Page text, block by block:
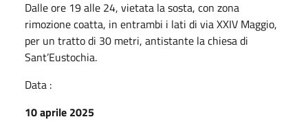
Dalle ore 19 alle 24, vietata la sosta, con zona
rimozione coatta, in entrambi i lati di via XXIV Maggio,
per un tratto di 30 metri, antistante la chiesa di
Sant’Eustochia.
Data :
10 aprile 2025